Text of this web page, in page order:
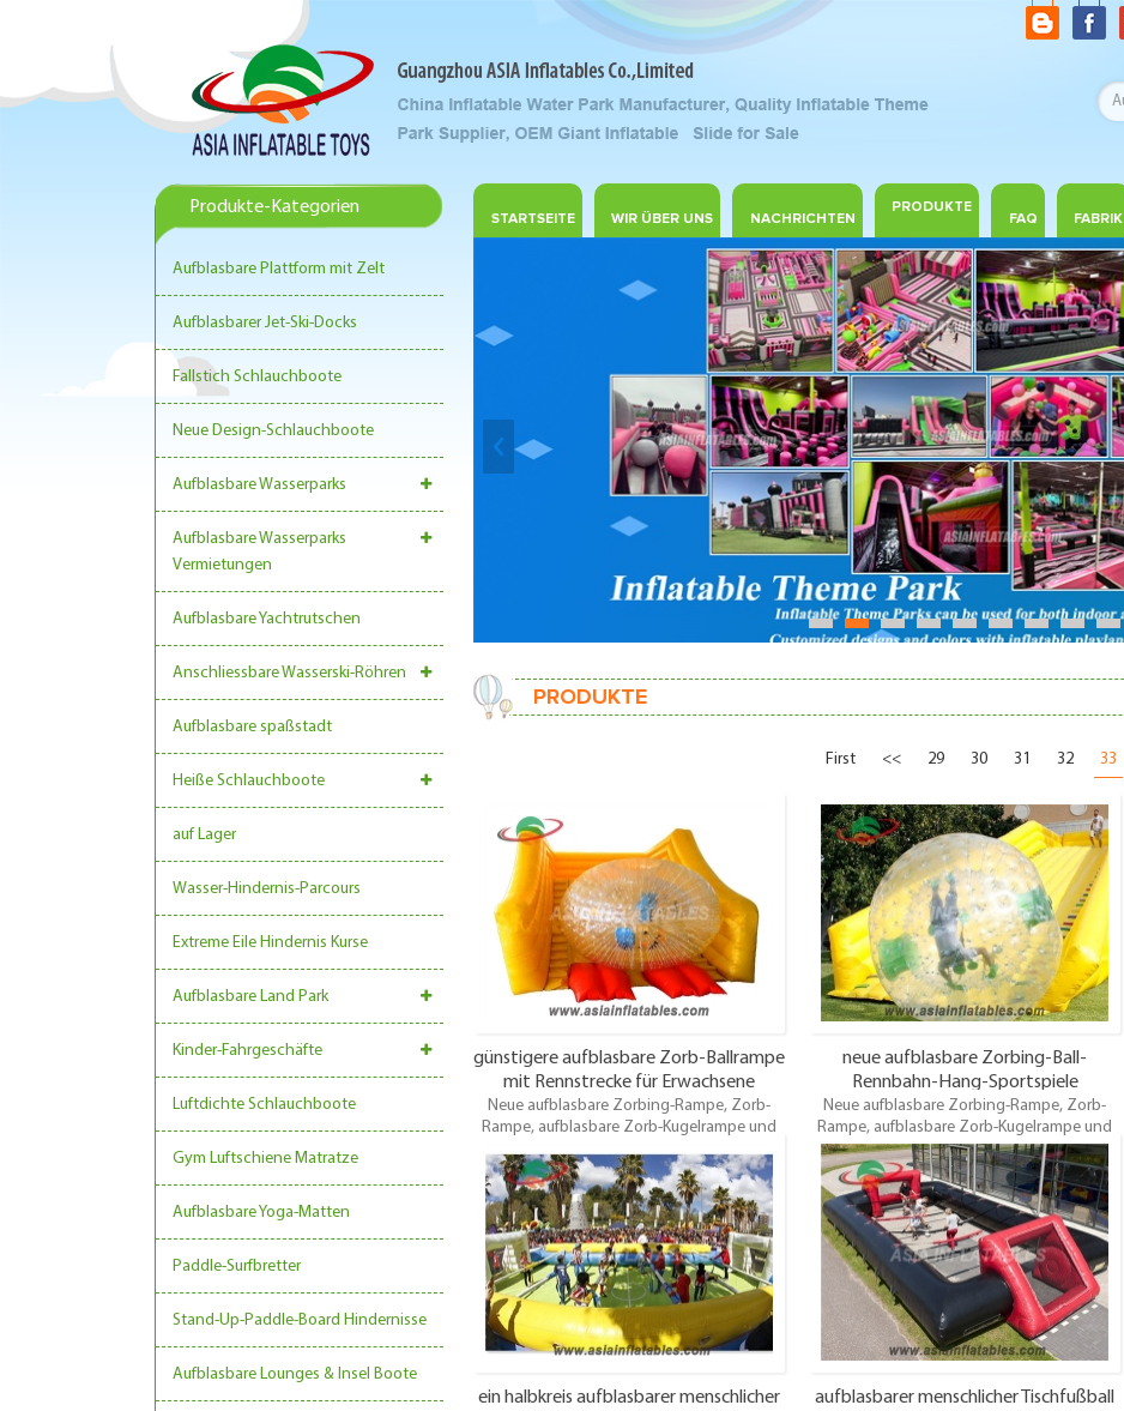
Produkte-Kategorien
Aufblasbare Plattform mit Zelt
Aufblasbarer Jet-Ski-Docks
Fallstich Schlauchboote
Neue Design-Schlauchboote
Aufblasbare Wasserparks
Aufblasbare Wasserparks
Vermietungen
Aufblasbare Yachtrutschen
Anschliessbare Wasserski-Röhren
Aufblasbare spaßstadt
Heiße Schlauchboote
auf Lager
Wasser-Hindernis-Parcours
Extreme Eile Hindernis Kurse
Aufblasbare Land Park
Kinder-Fahrgeschäfte
Luftdichte Schlauchboote
Gym Luftschiene Matratze
Aufblasbare Yoga-Matten
Paddle-Surfbretter
Stand-Up-Paddle-Board Hindernisse
Aufblasbare Lounges & Insel Boote
STARTSEITE WIR ÜBER UNS NACHRICHTEN
PRODUKTE
FAQ
FABRIK
1 2 3 4 5 6 7 8 9
PRODUKTE
First << 29 30 31 32 33
günstigere aufblasbare Zorb-Ballrampe
mit Rennstrecke für Erwachsene
Neue aufblasbare Zorbing-Rampe, Zorb-
Rampe, aufblasbare Zorb-Kugelrampe und
Zorb-Kugelrutsche aus China Aufblasbarer
Zorb-Rampenanbieter und Aufblasbare
Zorbing-Kugelrutsche-Fabrik, Exporteur bei
ASIA Inflatables Brand Bestes Design, hohe
Qualität, Großhandelspreis, pünktliche
Lieferung.
neue aufblasbare Zorbing-Ball-
Rennbahn-Hang-Sportspiele
Neue aufblasbare Zorbing-Rampe, Zorb-
Rampe, aufblasbare Zorb-Kugelrampe und
Zorb-Kugelrutsche aus China Aufblasbarer
Zorb-Rampenanbieter und Aufblasbare
Zorbing-Kugelrutsche-Fabrik, Exporteur bei
ASIA Inflatables Brand Bestes Design, hohe
Qualität, Großhandelspreis, pünktliche
Lieferung.
ein halbkreis aufblasbarer menschlicher
aufblasbarer menschlicher Tischfußball